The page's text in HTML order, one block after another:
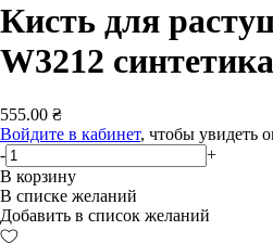
Кисть для
W3212 синтетика
555.00 ₴
Войдите в кабинет, чтобы увидеть
-
+
В корзину
В списке желаний
Добавить в список желаний